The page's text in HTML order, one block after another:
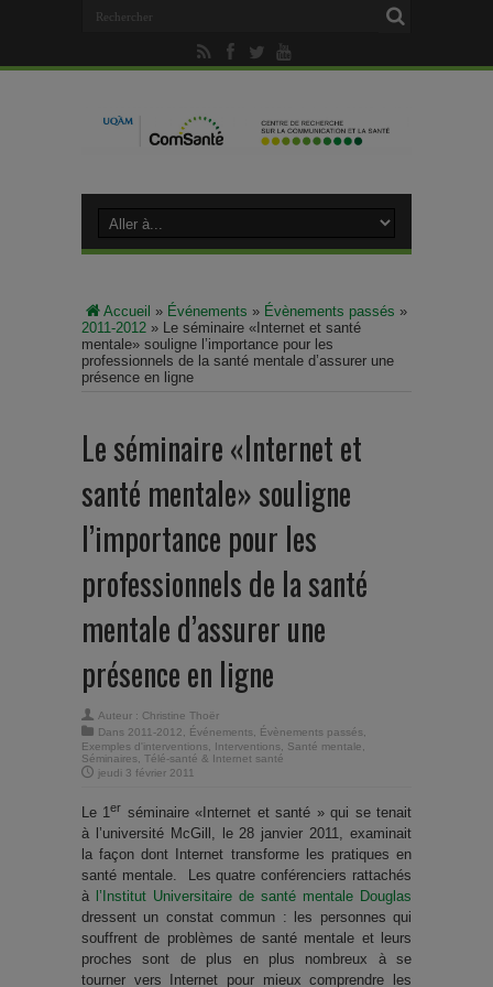
Accueil » Événements » Évènements passés »
2011-2012 »
Le séminaire «Internet et santé
mentale» souligne l’importance pour les
professionnels de la santé mentale d’assurer une
présence en ligne
Le séminaire «Internet et
santé mentale» souligne
l’importance pour les
professionnels de la santé
mentale d’assurer une
présence en ligne
Auteur : Christine Thoër
Dans 2011-2012 Événements Évènements passés
Exemples d'interventions
Interventions Santé mentale
Séminaires Télé-santé & Internet santé
jeudi 3 février 2011
Le 1er séminaire «Internet et santé » qui se tenait
à l’université McGill, le 28 janvier 2011, examinait
la façon dont Internet transforme les pratiques en
santé mentale. Les quatre conférenciers rattachés
à
l’Institut Universitaire de santé mentale Douglas
dressent un constat commun : les personnes qui
souffrent de problèmes de santé mentale et leurs
proches sont de plus en plus nombreux à se
tourner vers Internet pour mieux comprendre les